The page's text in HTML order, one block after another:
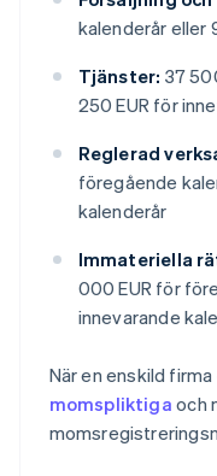
kalenderår eller
Tjänster: 37
250 EUR för
Reglerad
föregående
kalenderår
Immateriella
000 EUR för
innevarande
När en enskild
momspliktiga och